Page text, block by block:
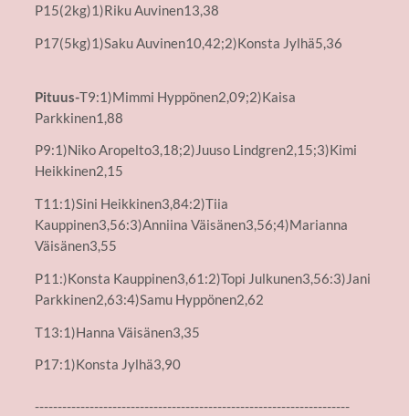
P15(2kg)1)Riku Auvinen13,38
P17(5kg)1)Saku Auvinen10,42;2)Konsta Jylhä5,36
Pituus-T9:1)Mimmi Hyppönen2,09;2)Kaisa
Parkkinen1,88
P9:1)Niko Aropelto3,18;2)Juuso Lindgren2,15;3)Kimi
Heikkinen2,15
T11:1)Sini Heikkinen3,84:2)Tiia
Kauppinen3,56:3)Anniina Väisänen3,56;4)Marianna
Väisänen3,55
P11:)Konsta Kauppinen3,61:2)Topi Julkunen3,56:3)Jani
Parkkinen2,63:4)Samu Hyppönen2,62
T13:1)Hanna Väisänen3,35
P17:1)Konsta Jylhä3,90
---------------------------------------------------------------------